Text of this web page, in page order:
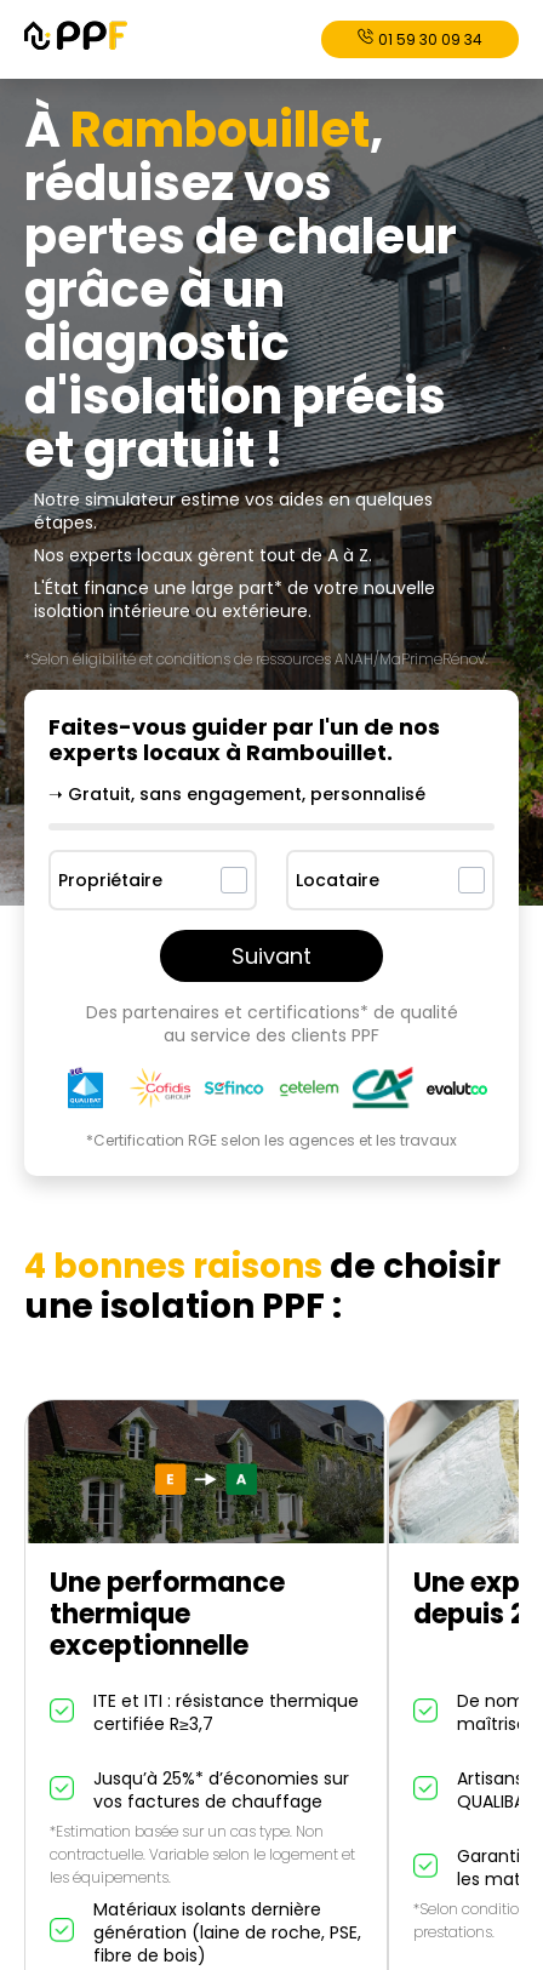
01 59 30 09 34
ÀRambouillet,
réduisez vos
pertes de chaleur
grâce à un
diagnostic
d'isolation précis
et gratuit !
Notre simulateur estime vos aides en quelques
étapes.
Nos experts locaux gèrent tout de A à Z.
L'État finance une large part* de votre nouvelle
isolation intérieure ou extérieure.
*Selon éligibilité et conditions de ressources ANAH/MaPrimeRénov'.
Faites-vous guider par l'un de nos
experts locaux à Rambouillet.
➝ Gratuit, sans engagement, personnalisé
Propriétaire Locataire
Suivant
Des partenaires et certifications* de qualité
au service des clients PPF
*Certification RGE selon les agences et les travaux
4 bonnes raisons de choisir
une isolation PPF :
Une performance
thermique
exceptionnelle
ITE et ITI : résistance thermique
certifiée R≥3,7
Jusqu’à 25%* d’économies sur
vos factures de chauffage
*Estimation basée sur un cas type. Non
contractuelle. Variable selon le logement et
les équipements.
Matériaux isolants dernière
génération (laine de roche, PSE,
fibre de bois)
Une
depuis
De
maîtrise
Artisans
QUALIBAT
Garantie
les
*Selon conditions
prestations.